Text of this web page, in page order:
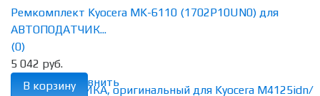
избранное сравнить
Ремкомплект Kyocera MK-6110 (1702P10UN0) для
АВТОПОДАТЧИК...
(0)
5 042 руб.
В корзину